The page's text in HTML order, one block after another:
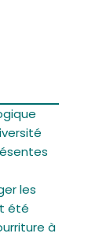
les
été
à